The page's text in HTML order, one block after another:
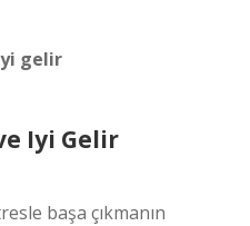
gelir
Iyi Gelir
başa çıkmanın